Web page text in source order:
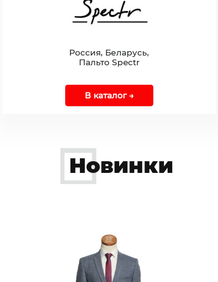
Россия, Беларусь,
Пальто Spectr
В каталог →
Новинки